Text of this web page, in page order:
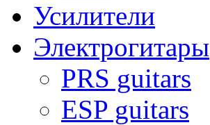
Усилители
Электрогитары
PRS guitars
ESP guitars